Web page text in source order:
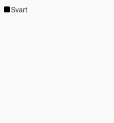
Svart